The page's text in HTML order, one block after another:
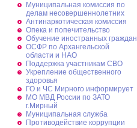
Муниципальная комиссия по
делам несовершеннолетних
Антинаркотическая комиссия
Опека и попечительство
Обучение иностранных граждан
ОСФР по Архангельской
области и НАО
Поддержка участникам СВО
Укрепление общественного
здоровья
ГО и ЧС Мирного информирует
МО МВД России по ЗАТО
г.Мирный
Муниципальная cлужба
Противодействие коррупции